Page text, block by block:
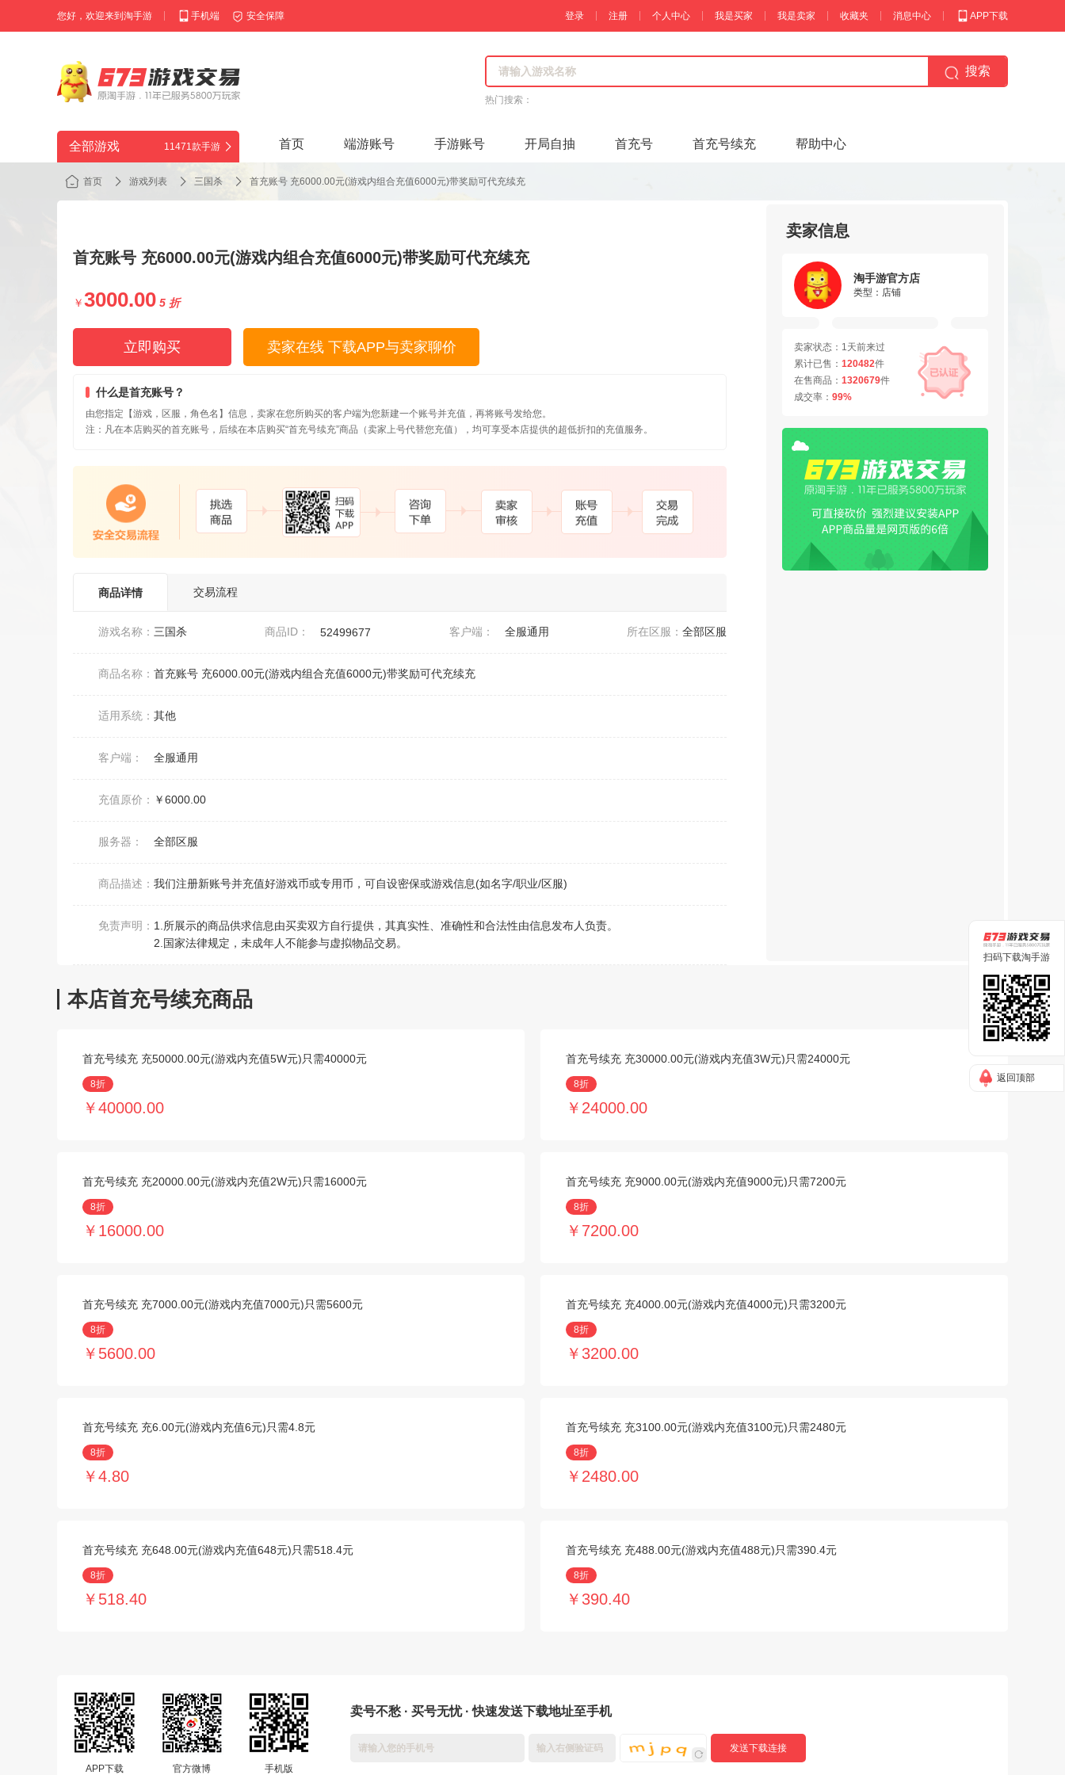
您好，欢迎来到淘手游 手机端 安全保障 登录 注册 个人中心 我是买家 我是卖家 收藏夹 消息中心 APP下载
搜索
热门搜索：
全部游戏 11471款手游 首页 端游账号 手游账号 开局自抽 首充号 首充号续充 帮助中心
首页 游戏列表 三国杀 首充账号 充6000.00元(游戏内组合充值6000元)带奖励可代充续充
首充账号 充6000.00元(游戏内组合充值6000元)带奖励可代充续充
￥3000.00 5 折
立即购买 卖家在线 下载APP与卖家聊价
什么是首充账号？
由您指定【游戏，区服，角色名】信息，卖家在您所购买的客户端为您新建一个账号并充值，再将账号发给您。
注：凡在本店购买的首充账号，后续在本店购买“首充号续充”商品（卖家上号代替您充值），均可享受本店提供的超低折扣的充值服务。
商品详情 交易流程
游戏名称： 三国杀 商品ID： 52499677 客户端： 全服通用 所在区服： 全部区服
商品名称： 首充账号 充6000.00元(游戏内组合充值6000元)带奖励可代充续充
适用系统： 其他
客户端： 全服通用
充值原价： ￥6000.00
服务器： 全部区服
商品描述： 我们注册新账号并充值好游戏币或专用币，可自设密保或游戏信息(如名字/职业/区服)
免责声明： 1.所展示的商品供求信息由买卖双方自行提供，其真实性、准确性和合法性由信息发布人负责。
2.国家法律规定，未成年人不能参与虚拟物品交易。
卖家信息
淘手游官方店
类型：店铺
卖家状态：1天前来过
累计已售： 120482件
在售商品： 1320679件
成交率： 99%
扫码下载淘手游
返回顶部
本店首充号续充商品
首充号续充 充50000.00元(游戏内充值5W元)只需40000元
8折
￥40000.00
首充号续充 充30000.00元(游戏内充值3W元)只需24000元
8折
￥24000.00
首充号续充 充20000.00元(游戏内充值2W元)只需16000元
8折
￥16000.00
首充号续充 充9000.00元(游戏内充值9000元)只需7200元
8折
￥7200.00
首充号续充 充7000.00元(游戏内充值7000元)只需5600元
8折
￥5600.00
首充号续充 充4000.00元(游戏内充值4000元)只需3200元
8折
￥3200.00
首充号续充 充6.00元(游戏内充值6元)只需4.8元
8折
￥4.80
首充号续充 充3100.00元(游戏内充值3100元)只需2480元
8折
￥2480.00
首充号续充 充648.00元(游戏内充值648元)只需518.4元
8折
￥518.40
首充号续充 充488.00元(游戏内充值488元)只需390.4元
8折
￥390.40
APP下载 官方微博 手机版
卖号不愁 · 买号无忧 · 快速发送下载地址至手机
发送下载连接